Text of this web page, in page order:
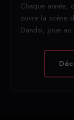
Chaque année,
ouvre la scène
Dandsi, joue